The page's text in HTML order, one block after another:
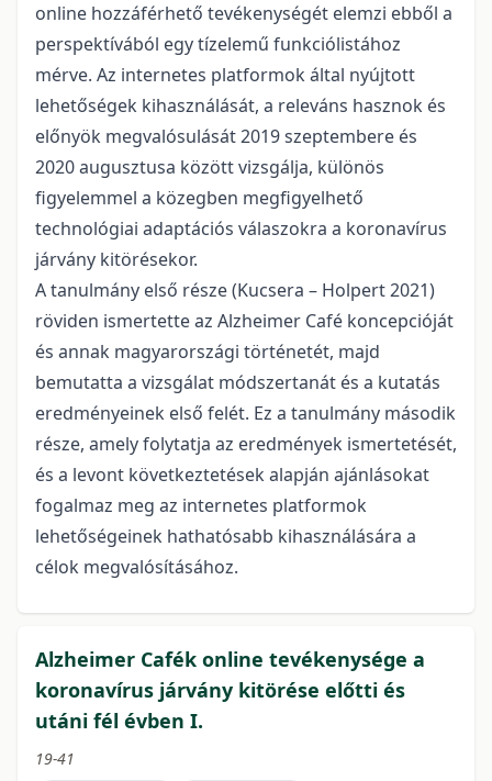
online hozzáférhető tevékenységét elemzi eb­ből a
perspektívából egy tízelemű funkciólistához
mérve. Az internetes platformok által nyújtott
lehetőségek kihasználását, a releváns hasznok és
előnyök megvalósulását 2019 szeptembere és
2020 augusztusa között vizsgálja, különös
figyelemmel a közegben megfigyelhető
technológiai adaptációs válaszokra a koronavírus
járvány kitörésekor.
A tanulmány első része (Kucsera – Holpert 2021)
röviden ismertette az Alzheimer Café kon­cepcióját
és annak magyarországi történetét, majd
bemutatta a vizsgálat módszertanát és a kutatás
eredményeinek első felét. Ez a tanulmány második
része, amely folytatja az eredmények ismertetését,
és a levont következtetések alapján ajánlásokat
fogalmaz meg az internetes plat­formok
lehetőségeinek hathatósabb kihasználására a
célok megvalósításához.
Alzheimer Cafék online tevékenysége a
koronavírus járvány kitörése előtti és
utáni fél évben I.
19-41